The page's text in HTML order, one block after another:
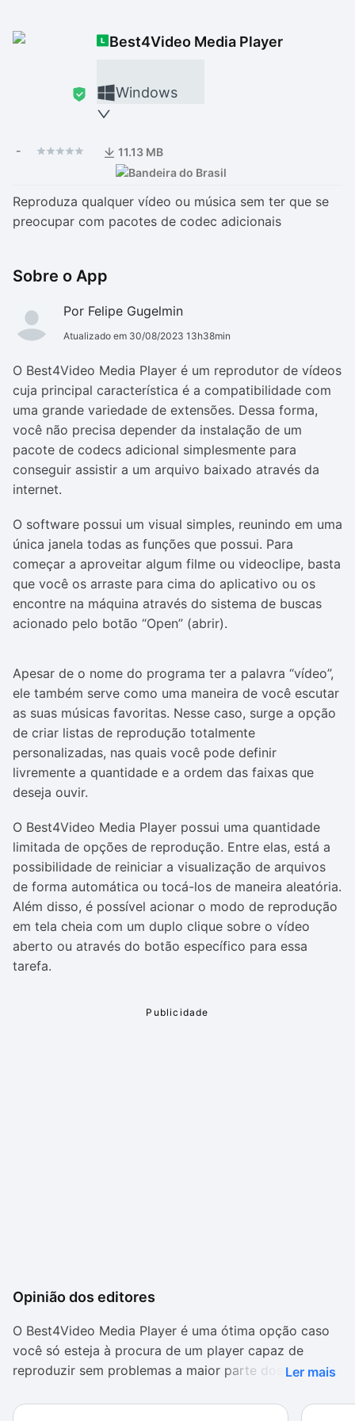
Best4Video Media Player
Windows
- 11.13 MB
Reproduza qualquer vídeo ou música sem ter que se
preocupar com pacotes de codec adicionais
Sobre o App
Por Felipe Gugelmin
Atualizado em 30/08/2023 13h38min
O Best4Video Media Player é um reprodutor de vídeos
cuja principal característica é a compatibilidade com
uma grande variedade de extensões. Dessa forma,
você não precisa depender da instalação de um
pacote de codecs adicional simplesmente para
conseguir assistir a um arquivo baixado através da
internet.
O software possui um visual simples, reunindo em uma
única janela todas as funções que possui. Para
começar a aproveitar algum filme ou videoclipe, basta
que você os arraste para cima do aplicativo ou os
encontre na máquina através do sistema de buscas
acionado pelo botão “Open” (abrir).
Apesar de o nome do programa ter a palavra “vídeo”,
ele também serve como uma maneira de você escutar
as suas músicas favoritas. Nesse caso, surge a opção
de criar listas de reprodução totalmente
personalizadas, nas quais você pode definir
livremente a quantidade e a ordem das faixas que
deseja ouvir.
O Best4Video Media Player possui uma quantidade
limitada de opções de reprodução. Entre elas, está a
possibilidade de reiniciar a visualização de arquivos
de forma automática ou tocá-los de maneira aleatória.
Além disso, é possível acionar o modo de reprodução
em tela cheia com um duplo clique sobre o vídeo
aberto ou através do botão específico para essa
tarefa.
Opinião dos editores
O Best4Video Media Player é uma ótima opção caso
você só esteja à procura de um player capaz de
reproduzir sem problemas a maior parte dos arquivos
em uma interface simples, o programa cumpre bem o
Ler mais